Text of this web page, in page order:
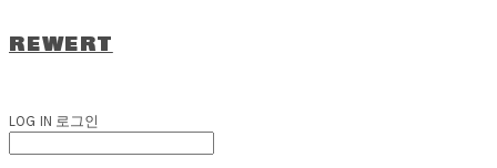
REWERT
LOG IN 로그인